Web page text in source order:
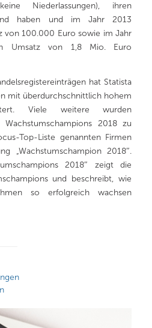
Niederlassungen), ihren
haben und im Jahr 2013
von 100.000 Euro sowie im Jahr
Umsatz von 1,8 Mio. Euro
hat Statista
mit überdurchschnittlich hohem
Viele weitere wurden
2018 zu
Top-Liste genannten Firmen
„Wachstumschampion 2018″.
2018″ zeigt die
und beschreibt, wie
so erfolgreich wachsen